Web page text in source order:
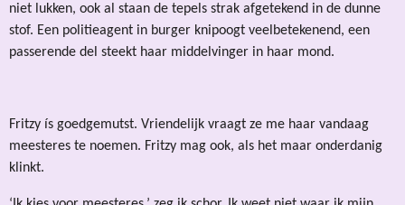
niet lukken, ook al staan de tepels strak afgetekend in de dunne
stof. Een politieagent in burger knipoogt veelbetekenend, een
passerende del steekt haar middelvinger in haar mond.
Fritzy ís goedgemutst. Vriendelijk vraagt ze me haar vandaag
meesteres te noemen. Fritzy mag ook, als het maar onderdanig
klinkt.